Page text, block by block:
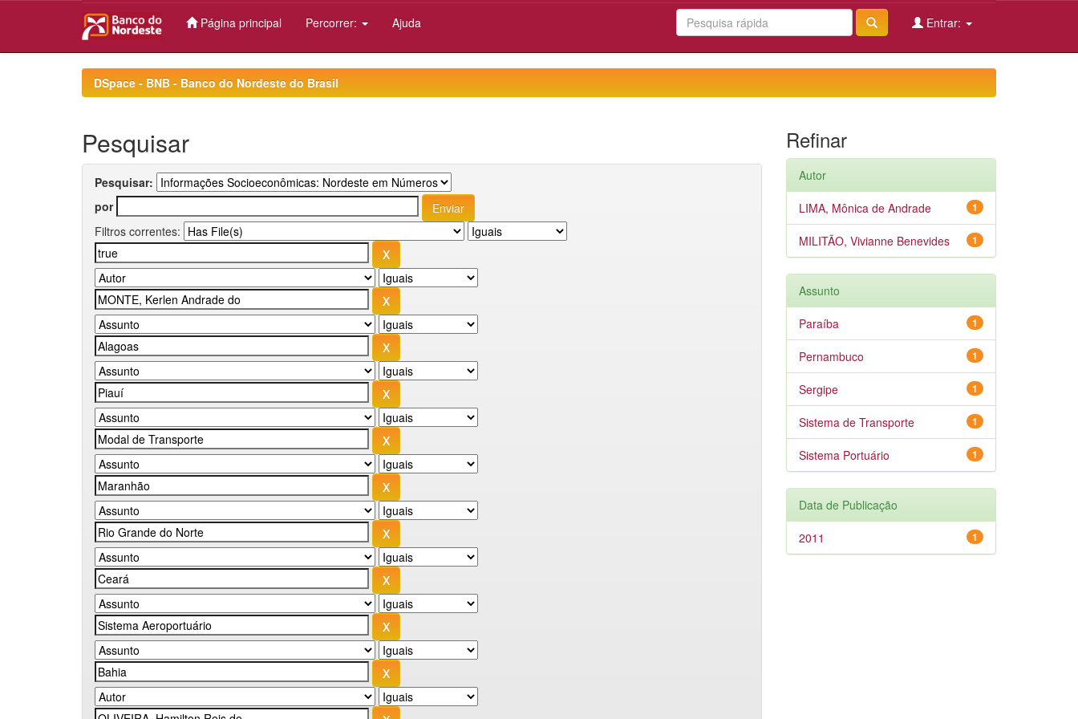
Página principal Percorrer: Ajuda Entrar:
DSpace - BNB - Banco do Nordeste do Brasil
Pesquisar
Pesquisar:
por
Filtros correntes:
Refinar
Autor
1
LIMA, Mônica de Andrade
1
MILITÃO, Vivianne Benevides
Assunto
1
Paraíba
1
Pernambuco
1
Sergipe
1
Sistema de Transporte
1
Sistema Portuário
Data de Publicação
1
2011